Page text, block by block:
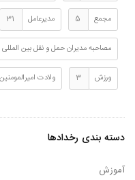
شهرداری 1 علی اصغر حسینی
مجمع 5 مدیرعامل 31
مصاحبه مدیران حمل و نقل بین المللی